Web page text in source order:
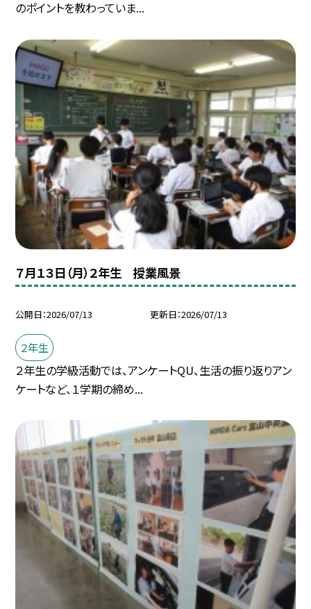
のポイントを教わっていま...
７月１３日（月）２年生 授業風景
公開日 2026/07/13 更新日 2026/07/13
２年生
２年生の学級活動では、アンケートQU、生活の振り返りアン
ケートなど、１学期の締め...